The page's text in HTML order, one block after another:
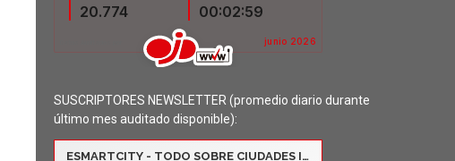
SUSCRIPTORES NEWSLETTER (promedio diario durante
último mes auditado disponible):